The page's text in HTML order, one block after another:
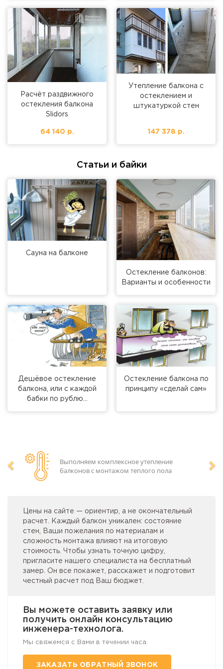
Выполняем комплексное утепление
балконов с монтажом теплого пола
Предыдущий
Цены на сайте — ориентир, а не окончательный
расчет. Каждый балкон уникален: состояние
стен, Ваши пожелания по материалам и
сложность монтажа влияют на итоговую
стоимость. Чтобы узнать точную цифру,
пригласите нашего специалиста на бесплатный
замер. Он все покажет, расскажет и подготовит
честный расчет под Ваш бюджет.
Вы можете оставить заявку или
получить онлайн консультацию
инженера-технолога.
Мы свяжемся с Вами в течении часа.
ЗАКАЗАТЬ ОБРАТНЫЙ ЗВОНОК
Расчёт раздвижного
остекления балкона
Slidors
64 140 р.
Утепление балкона с
остеклением и
штукатуркой стен
147 378 р.
Статьи и байки
Сауна на балконе
Остекление балконов:
Варианты и особенности
Дешёвое остекление
балкона, или с каждой
бабки по рублю…
Остекление балкона по
принципу «сделай сам»